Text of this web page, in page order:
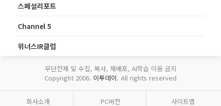
스페셜리포트
Channel 5
위너스IR클럽
무단전재 및 수집, 복사, 재배포, AI학습 이용 금지
Copyright 2006. 이투데이. All rights reserved
회사소개 PC버전 사이트맵